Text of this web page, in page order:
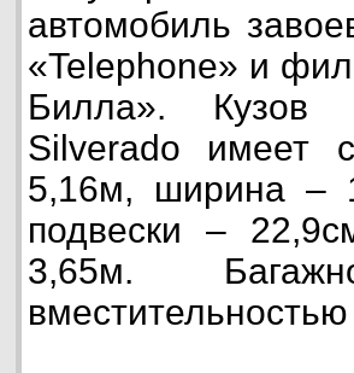
автомобиль
«Telephone» и
Билла». Кузов
Silverado имеет
5,16м, ширина –
подвески –
3,65м.